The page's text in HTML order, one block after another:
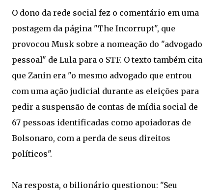
O dono da rede social fez o comentário em uma
postagem da página "The Incorrupt", que
provocou Musk sobre a nomeação do "advogado
pessoal" de Lula para o STF. O texto também cita
que Zanin era "o mesmo advogado que entrou
com uma ação judicial durante as eleições para
pedir a suspensão de contas de mídia social de
67 pessoas identificadas como apoiadoras de
Bolsonaro, com a perda de seus direitos
políticos".
Na resposta, o bilionário questionou: "Seu